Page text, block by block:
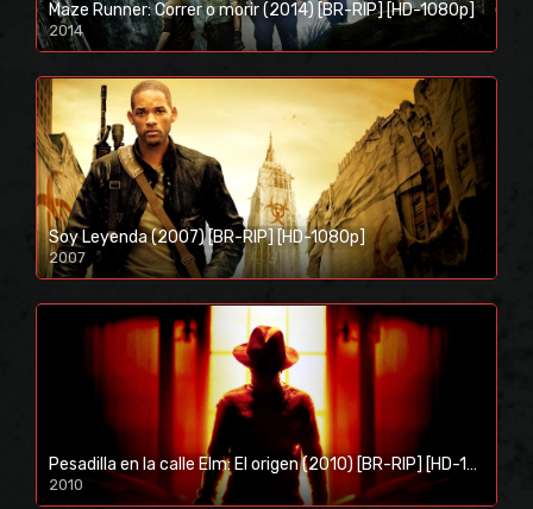
Maze Runner: Correr o morir (2014) [BR-RIP] [HD-1080p]
2014
1080p/720p
Soy Leyenda (2007) [BR-RIP] [HD-1080p]
2007
1080p/720p
Pesadilla en la calle Elm: El origen (2010) [BR-RIP] [HD-1080p]
2010
1080p/720p